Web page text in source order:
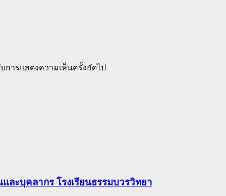
การแสดงความเห็นครั้งถัดไป
ะบุคลากร โรงเรียนธรรมบวรวิทยา